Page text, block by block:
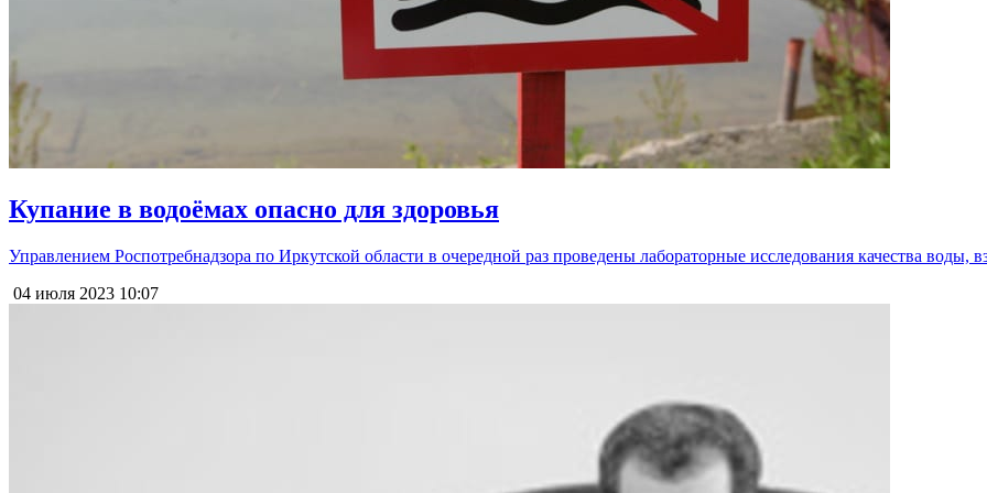
Купание в водоёмах опасно для здоровья
Управлением Роспотребнадзора по Иркутской области в очередной раз проведены лабораторные исследования качества воды,
04 июля 2023 10:07